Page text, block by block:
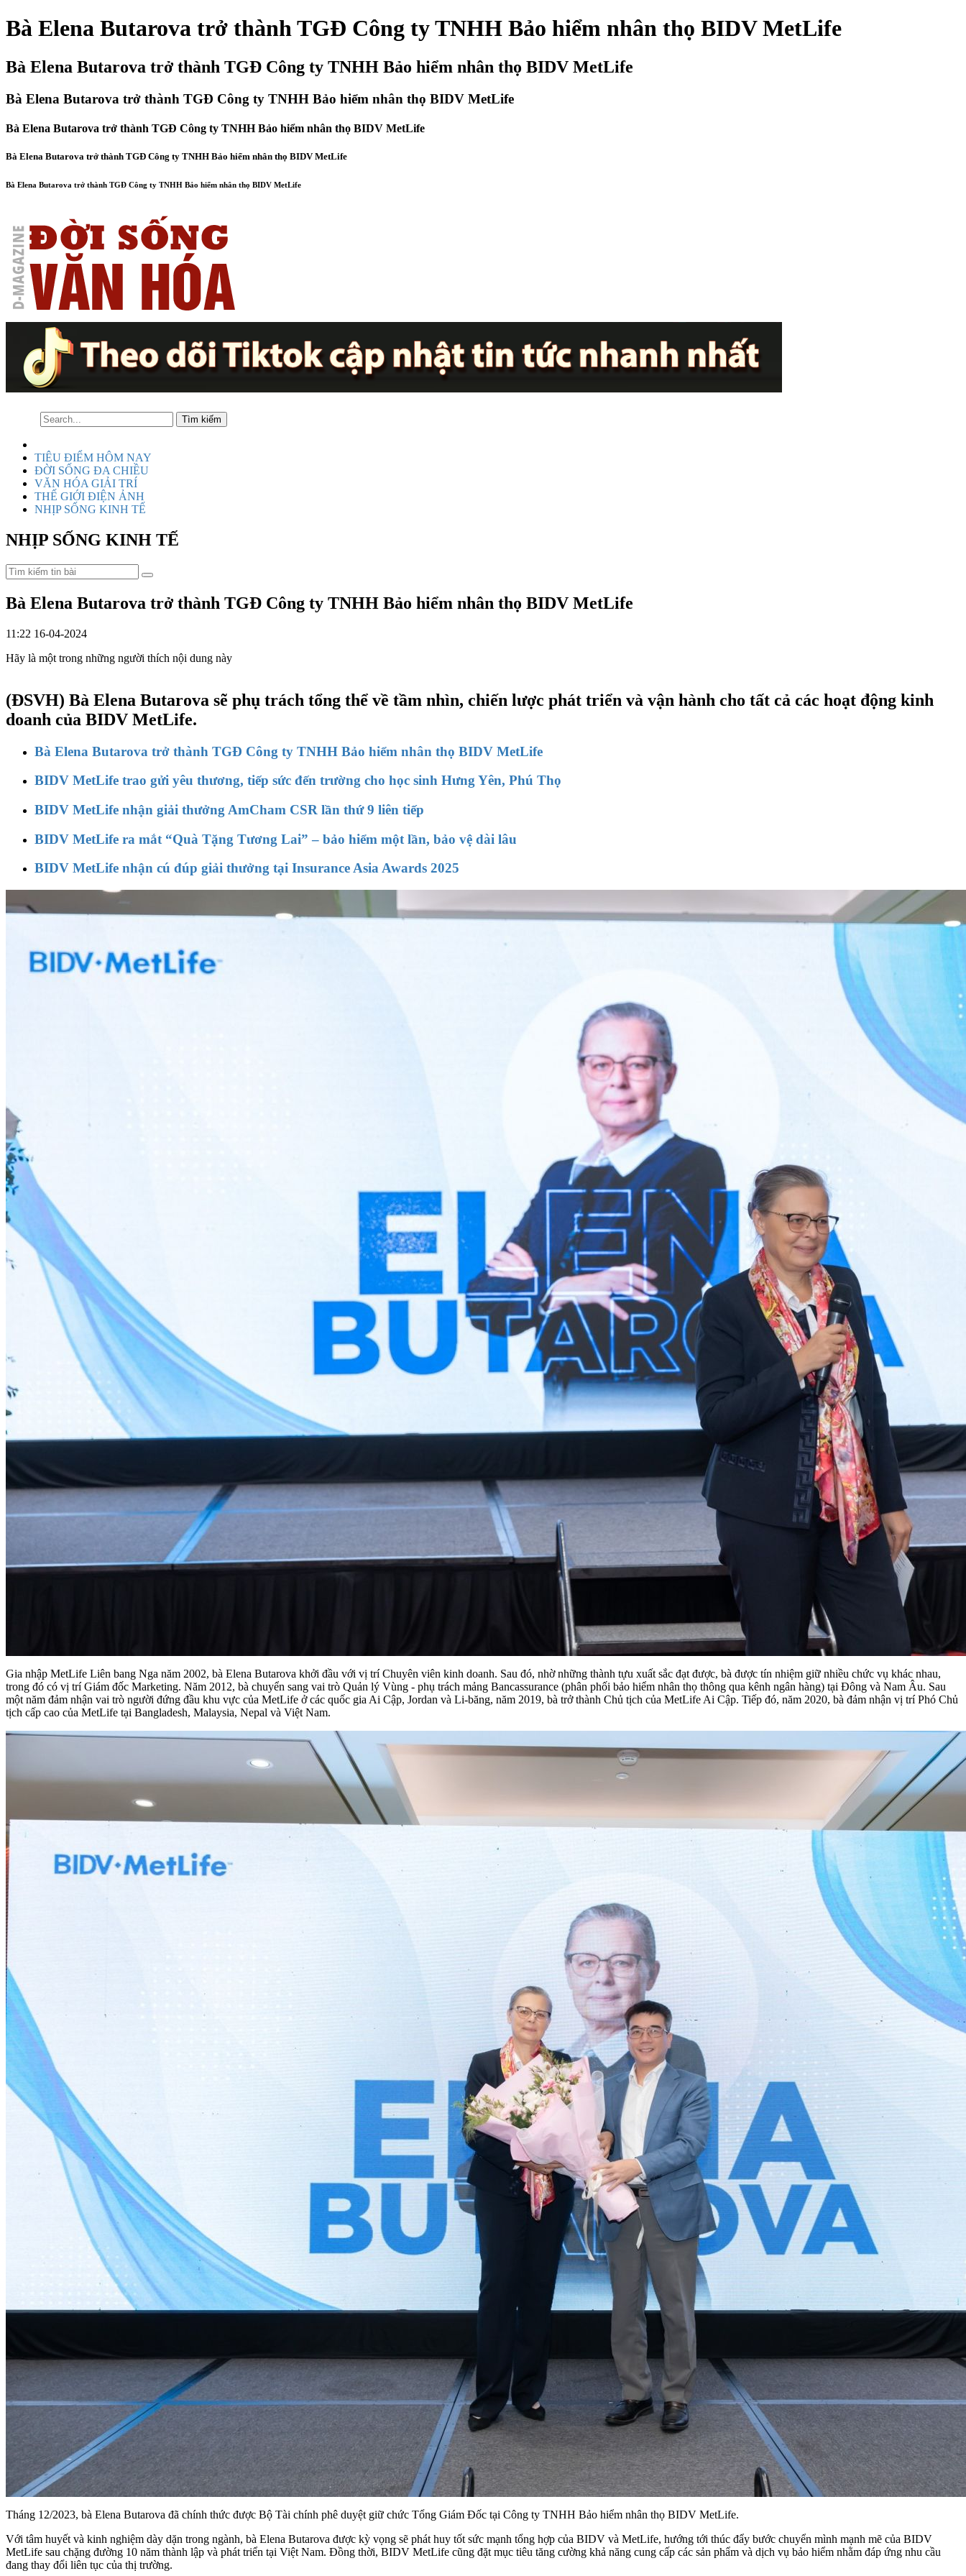
Bà Elena Butarova trở thành TGĐ Công ty TNHH Bảo hiểm nhân thọ BIDV MetLife
Bà Elena Butarova trở thành TGĐ Công ty TNHH Bảo hiểm nhân thọ BIDV MetLife
Bà Elena Butarova trở thành TGĐ Công ty TNHH Bảo hiểm nhân thọ BIDV MetLife
Bà Elena Butarova trở thành TGĐ Công ty TNHH Bảo hiểm nhân thọ BIDV MetLife
Bà Elena Butarova trở thành TGĐ Công ty TNHH Bảo hiểm nhân thọ BIDV MetLife
Bà Elena Butarova trở thành TGĐ Công ty TNHH Bảo hiểm nhân thọ BIDV MetLife
TIÊU ĐIỂM HÔM NAY
ĐỜI SỐNG ĐA CHIỀU
VĂN HÓA GIẢI TRÍ
THẾ GIỚI ĐIỆN ẢNH
NHỊP SỐNG KINH TẾ
NHỊP SỐNG KINH TẾ
Bà Elena Butarova trở thành TGĐ Công ty TNHH Bảo hiểm nhân thọ BIDV MetLife
11:22 16-04-2024
Hãy là một trong những người thích nội dung này
(ĐSVH) Bà Elena Butarova sẽ phụ trách tổng thể về tầm nhìn, chiến lược phát triển và vận hành cho tất cả các hoạt động kinh
doanh của BIDV MetLife.
Bà Elena Butarova trở thành TGĐ Công ty TNHH Bảo hiểm nhân thọ BIDV MetLife
BIDV MetLife trao gửi yêu thương, tiếp sức đến trường cho học sinh Hưng Yên, Phú Thọ
BIDV MetLife nhận giải thưởng AmCham CSR lần thứ 9 liên tiếp
BIDV MetLife ra mắt “Quà Tặng Tương Lai” – bảo hiểm một lần, bảo vệ dài lâu
BIDV MetLife nhận cú đúp giải thưởng tại Insurance Asia Awards 2025
Gia nhập MetLife Liên bang Nga năm 2002, bà Elena Butarova khởi đầu với vị trí Chuyên viên kinh doanh. Sau đó, nhờ những thành tựu xuất sắc đạt được, bà được tín nhiệm giữ nhiều chức vụ khác nhau,
trong đó có vị trí Giám đốc Marketing. Năm 2012, bà chuyển sang vai trò Quản lý Vùng - phụ trách mảng Bancassurance (phân phối bảo hiểm nhân thọ thông qua kênh ngân hàng) tại Đông và Nam Âu. Sau
một năm đảm nhận vai trò người đứng đầu khu vực của MetLife ở các quốc gia Ai Cập, Jordan và Li-băng, năm 2019, bà trở thành Chủ tịch của MetLife Ai Cập. Tiếp đó, năm 2020, bà đảm nhận vị trí Phó Chủ
tịch cấp cao của MetLife tại Bangladesh, Malaysia, Nepal và Việt Nam.
Tháng 12/2023, bà Elena Butarova đã chính thức được Bộ Tài chính phê duyệt giữ chức Tổng Giám Đốc tại Công ty TNHH Bảo hiểm nhân thọ BIDV MetLife.
Với tâm huyết và kinh nghiệm dày dặn trong ngành, bà Elena Butarova được kỳ vọng sẽ phát huy tốt sức mạnh tổng hợp của BIDV và MetLife, hướng tới thúc đẩy bước chuyển mình mạnh mẽ của BIDV
MetLife sau chặng đường 10 năm thành lập và phát triển tại Việt Nam. Đồng thời, BIDV MetLife cũng đặt mục tiêu tăng cường khả năng cung cấp các sản phẩm và dịch vụ bảo hiểm nhằm đáp ứng nhu cầu
đang thay đổi liên tục của thị trường.